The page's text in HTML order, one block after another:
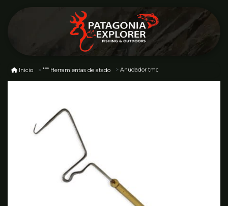
Inicio Herramientas de atado Anudador tmc